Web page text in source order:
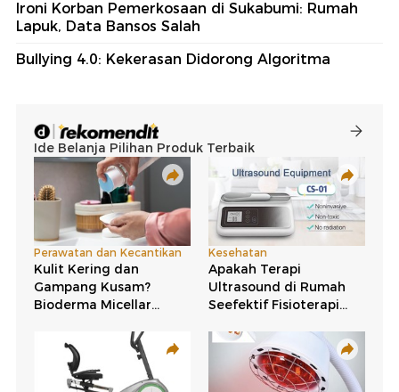
Ironi Korban Pemerkosaan di Sukabumi: Rumah
Lapuk, Data Bansos Salah
Bullying 4.0: Kekerasan Didorong Algoritma